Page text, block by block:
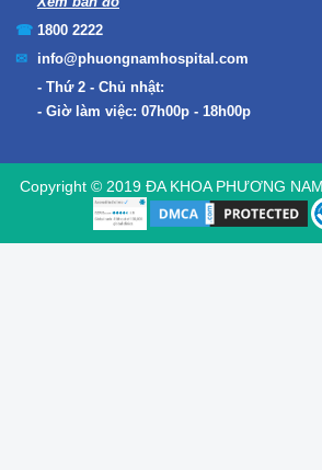
1800 2222
info@phuongnamhospital.com
Thứ 2 - Chủ nhật:
Giờ làm việc: 07h00p - 18h00p
Copyright © 2019 ĐA KHOA PHƯƠNG